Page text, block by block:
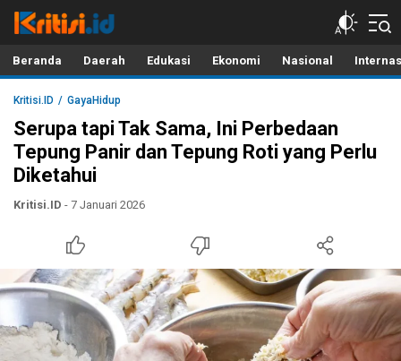
Kritisi.ID
Kritik untuk Negeri!
Beranda Daerah Edukasi Ekonomi Nasional
Kritisi.ID GayaHidup
Serupa tapi Tak Sama, Ini Perbedaan
Tepung Panir dan Tepung Roti yang Perlu
Diketahui
Kritisi.ID - 7 Januari 2026